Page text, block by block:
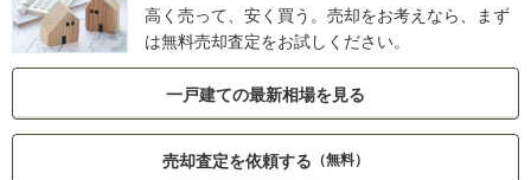
高く売って、安く買う。売却をお考えなら、まず
は無料売却査定をお試しください。
一戸建ての最新相場を見る
売却査定を依頼する （無料）